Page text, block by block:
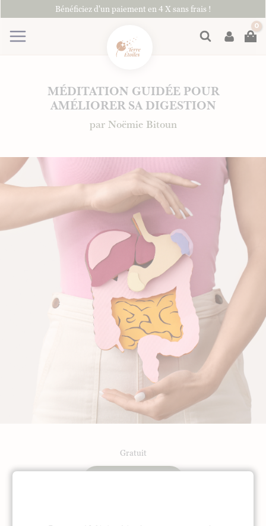
au
Bénéficiez d'un paiement en 4 X sans frais !
Rechercher
MÉDITATION GUIDÉE POUR
AMÉLIORER SA DIGESTION
par Noëmie Bitoun
Gratuit